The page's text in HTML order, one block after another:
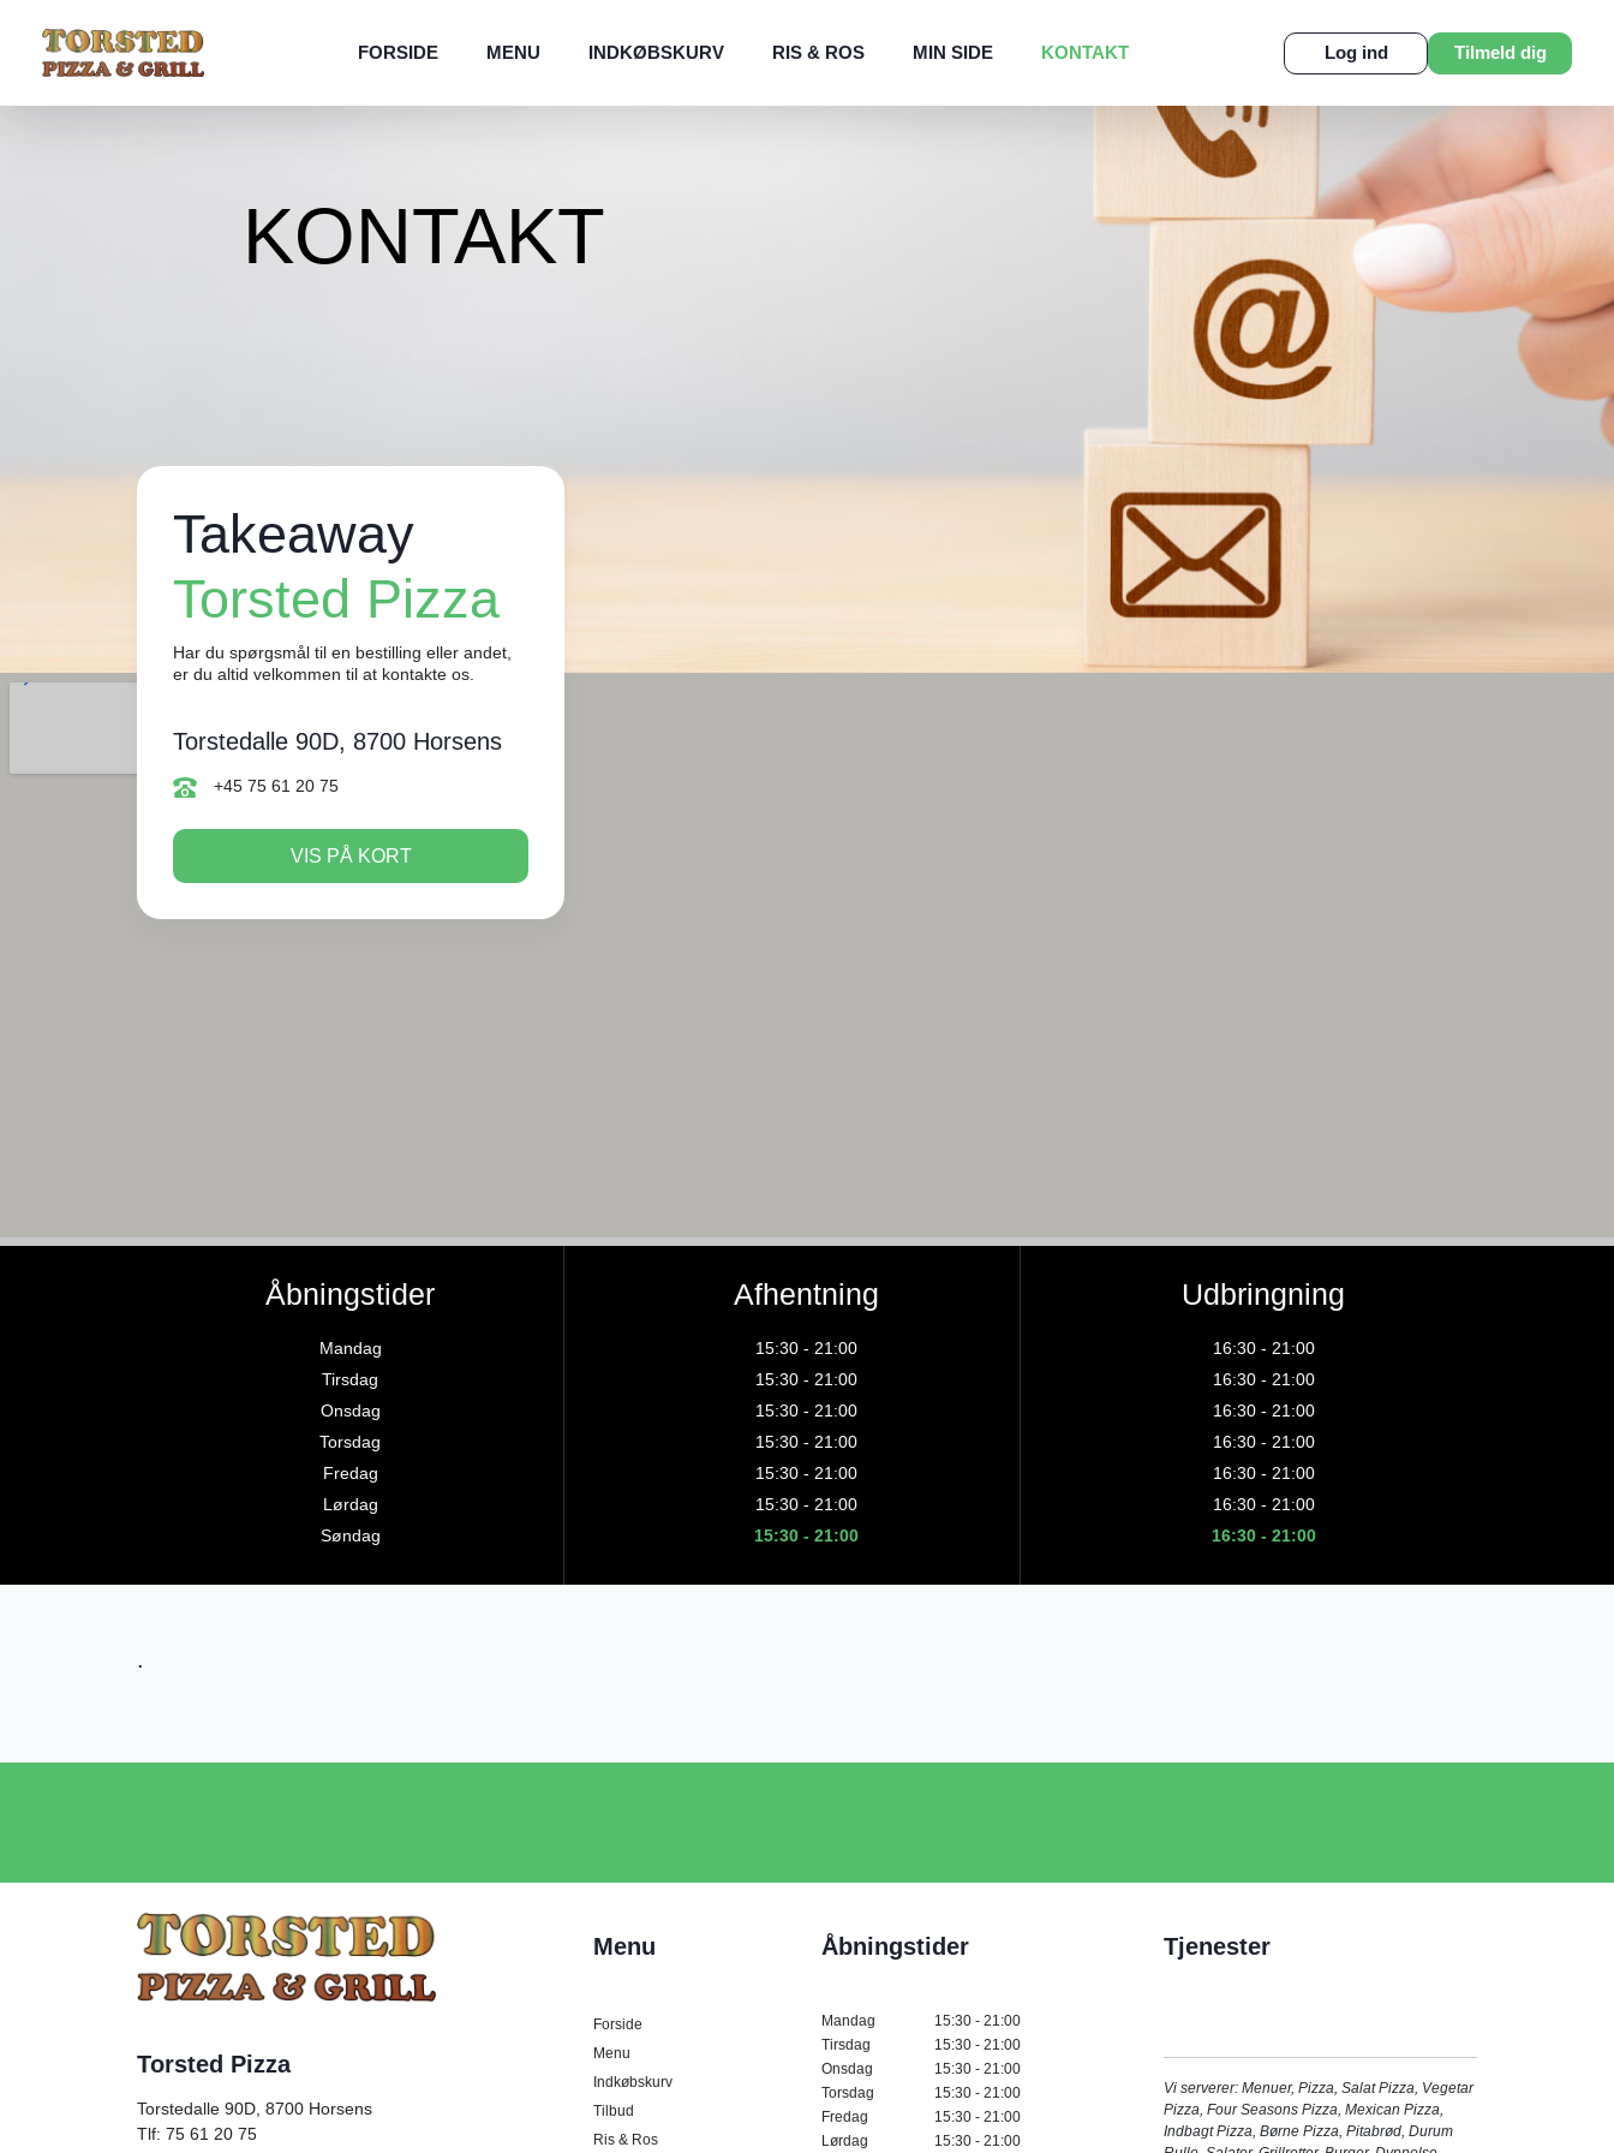
FORSIDE MENU INDKØBSKURV RIS & ROS MIN SIDE KONTAKT Log ind Tilmeld dig
KONTAKT
Takeaway
Torsted Pizza
Har du spørgsmål til en bestilling eller andet,
er du altid velkommen til at kontakte os.
Torstedalle 90D, 8700 Horsens
+45 75 61 20 75
VIS PÅ KORT
Åbningstider
Mandag
Tirsdag
Onsdag
Torsdag
Fredag
Lørdag
Søndag
Afhentning
15:30 - 21:00
15:30 - 21:00
15:30 - 21:00
15:30 - 21:00
15:30 - 21:00
15:30 - 21:00
15:30 - 21:00
Udbringning
16:30 - 21:00
16:30 - 21:00
16:30 - 21:00
16:30 - 21:00
16:30 - 21:00
16:30 - 21:00
16:30 - 21:00
.
Torsted Pizza
Torstedalle 90D, 8700 Horsens
Tlf: 75 61 20 75
Menu
Forside
Menu
Indkøbskurv
Tilbud
Ris & Ros
Åbningstider
Mandag
15:30 - 21:00
Tirsdag
15:30 - 21:00
Onsdag
15:30 - 21:00
Torsdag
15:30 - 21:00
Fredag
15:30 - 21:00
Lørdag
15:30 - 21:00
Tjenester
Vi serverer: Menuer, Pizza, Salat Pizza, Vegetar
Pizza, Four Seasons Pizza, Mexican Pizza,
Indbagt Pizza, Børne Pizza, Pitabrød, Durum